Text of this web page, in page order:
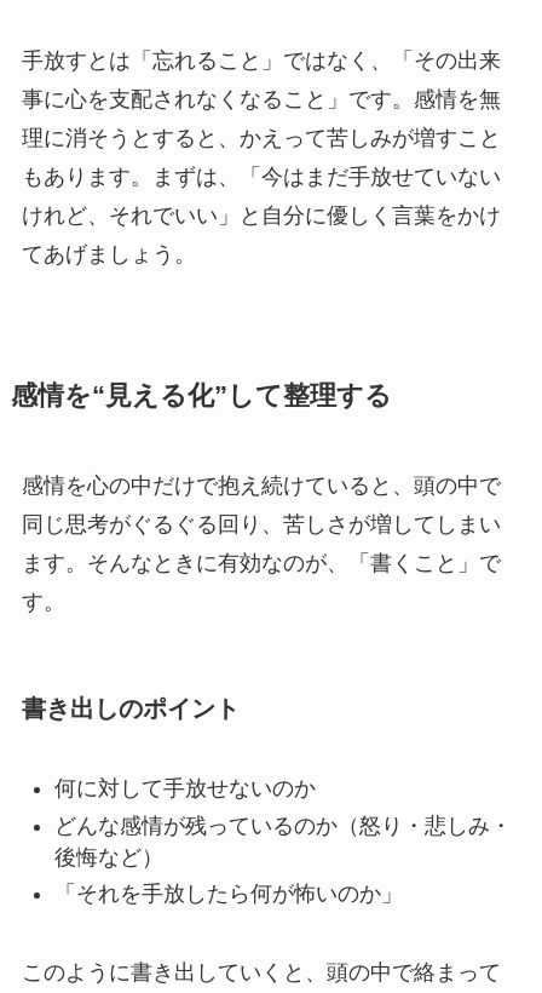
手放すとは「忘れること」ではなく、「その出来
事に心を支配されなくなること」です。感情を無
理に消そうとすると、かえって苦しみが増すこと
もあります。まずは、「今はまだ手放せていない
けれど、それでいい」と自分に優しく言葉をかけ
てあげましょう。
感情を“見える化”して整理する
感情を心の中だけで抱え続けていると、頭の中で
同じ思考がぐるぐる回り、苦しさが増してしまい
ます。そんなときに有効なのが、「書くこと」で
す。
書き出しのポイント
何に対して手放せないのか
どんな感情が残っているのか（怒り・悲しみ・
後悔など）
「それを手放したら何が怖いのか」
このように書き出していくと、頭の中で絡まって